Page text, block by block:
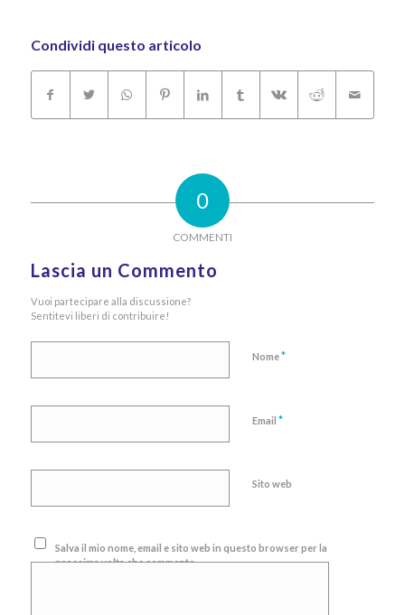
Condividi questo articolo
0
COMMENTI
Lascia un Commento
Vuoi partecipare alla discussione?
Sentitevi liberi di contribuire!
Nome*
Email *
Sito web
Salva il mio nome, email e sito web in questo browser per la
prossima volta che commento.